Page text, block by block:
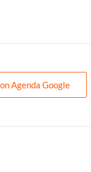
Agenda Google